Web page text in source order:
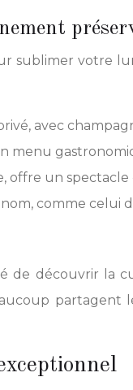
sublimer votre
avec
menu
offre un
comme
découvrir la